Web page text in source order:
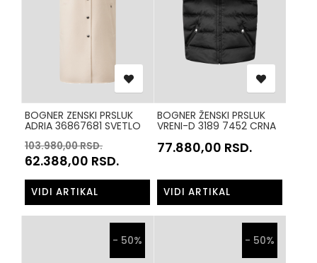
BOGNER ZENSKI PRSLUK
ADRIA 36867681 SVETLO
103.980,00RSD.
62.388,00 RSD.
VIDI ARTIKAL
BOGNER ŽENSKI PRSLUK
VRENI-D 3189 7452 CRNA
77.880,00 RSD.
VIDI ARTIKAL
- 50% - 50%